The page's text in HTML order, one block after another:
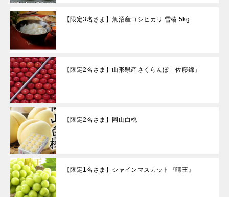
【限定3名さま】魚沼産コシヒカリ 雪椿 5kg
【限定2名さま】山形県産さくらんぼ「佐藤錦」
【限定2名さま】岡山白桃
【限定1名さま】シャインマスカット『晴王』